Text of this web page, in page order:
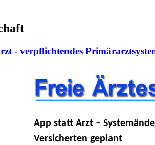
- verpflichtendes
App statt Arzt –
Versicherten geplant